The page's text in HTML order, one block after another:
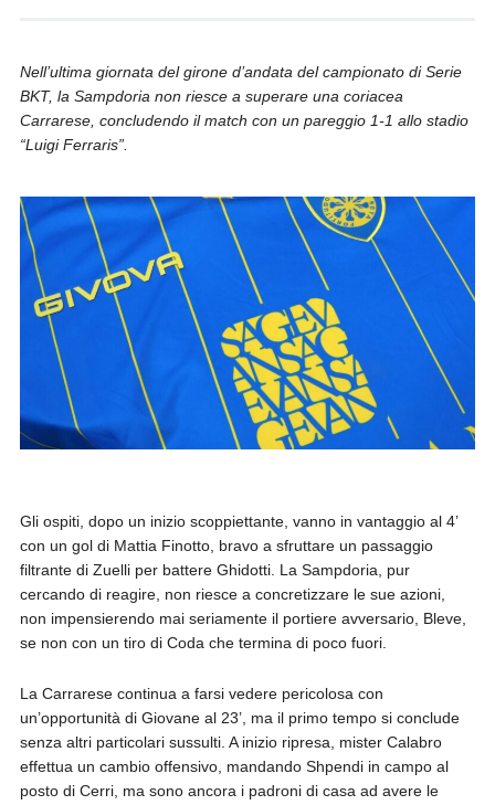
Nell’ultima giornata del girone d’andata del campionato di Serie
BKT, la Sampdoria non riesce a superare una coriacea
Carrarese, concludendo il match con un pareggio 1-1 allo stadio
“Luigi Ferraris”.
Gli ospiti, dopo un inizio scoppiettante, vanno in vantaggio al 4’
con un gol di Mattia Finotto, bravo a sfruttare un passaggio
filtrante di Zuelli per battere Ghidotti. La Sampdoria, pur
cercando di reagire, non riesce a concretizzare le sue azioni,
non impensierendo mai seriamente il portiere avversario, Bleve,
se non con un tiro di Coda che termina di poco fuori.
La Carrarese continua a farsi vedere pericolosa con
un’opportunità di Giovane al 23’, ma il primo tempo si conclude
senza altri particolari sussulti. A inizio ripresa, mister Calabro
effettua un cambio offensivo, mandando Shpendi in campo al
posto di Cerri, ma sono ancora i padroni di casa ad avere le